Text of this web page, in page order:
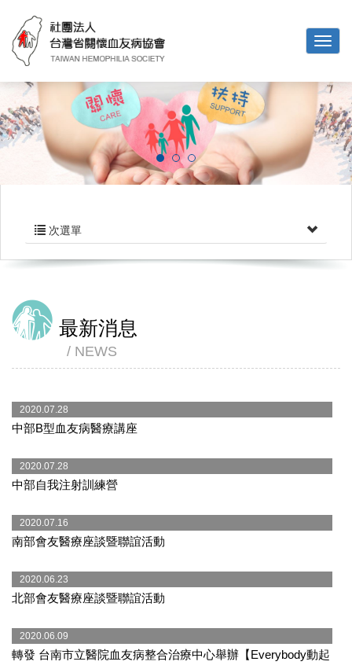
次選單
最新消息
NEWS
2020.07.28
中部B型血友病醫療講座
2020.07.28
中部自我注射訓練營
2020.07.16
南部會友醫療座談暨聯誼活動
2020.06.23
北部會友醫療座談暨聯誼活動
2020.06.09
轉發 台南市立醫院血友病整合治療中心舉辦【Everybody動起